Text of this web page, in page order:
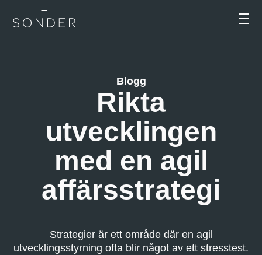
Blogg
Rikta
utvecklingen
med en agil
affärsstrategi
Strategier är ett område där en agil
utvecklingsstyrning ofta blir något av ett stresstest.